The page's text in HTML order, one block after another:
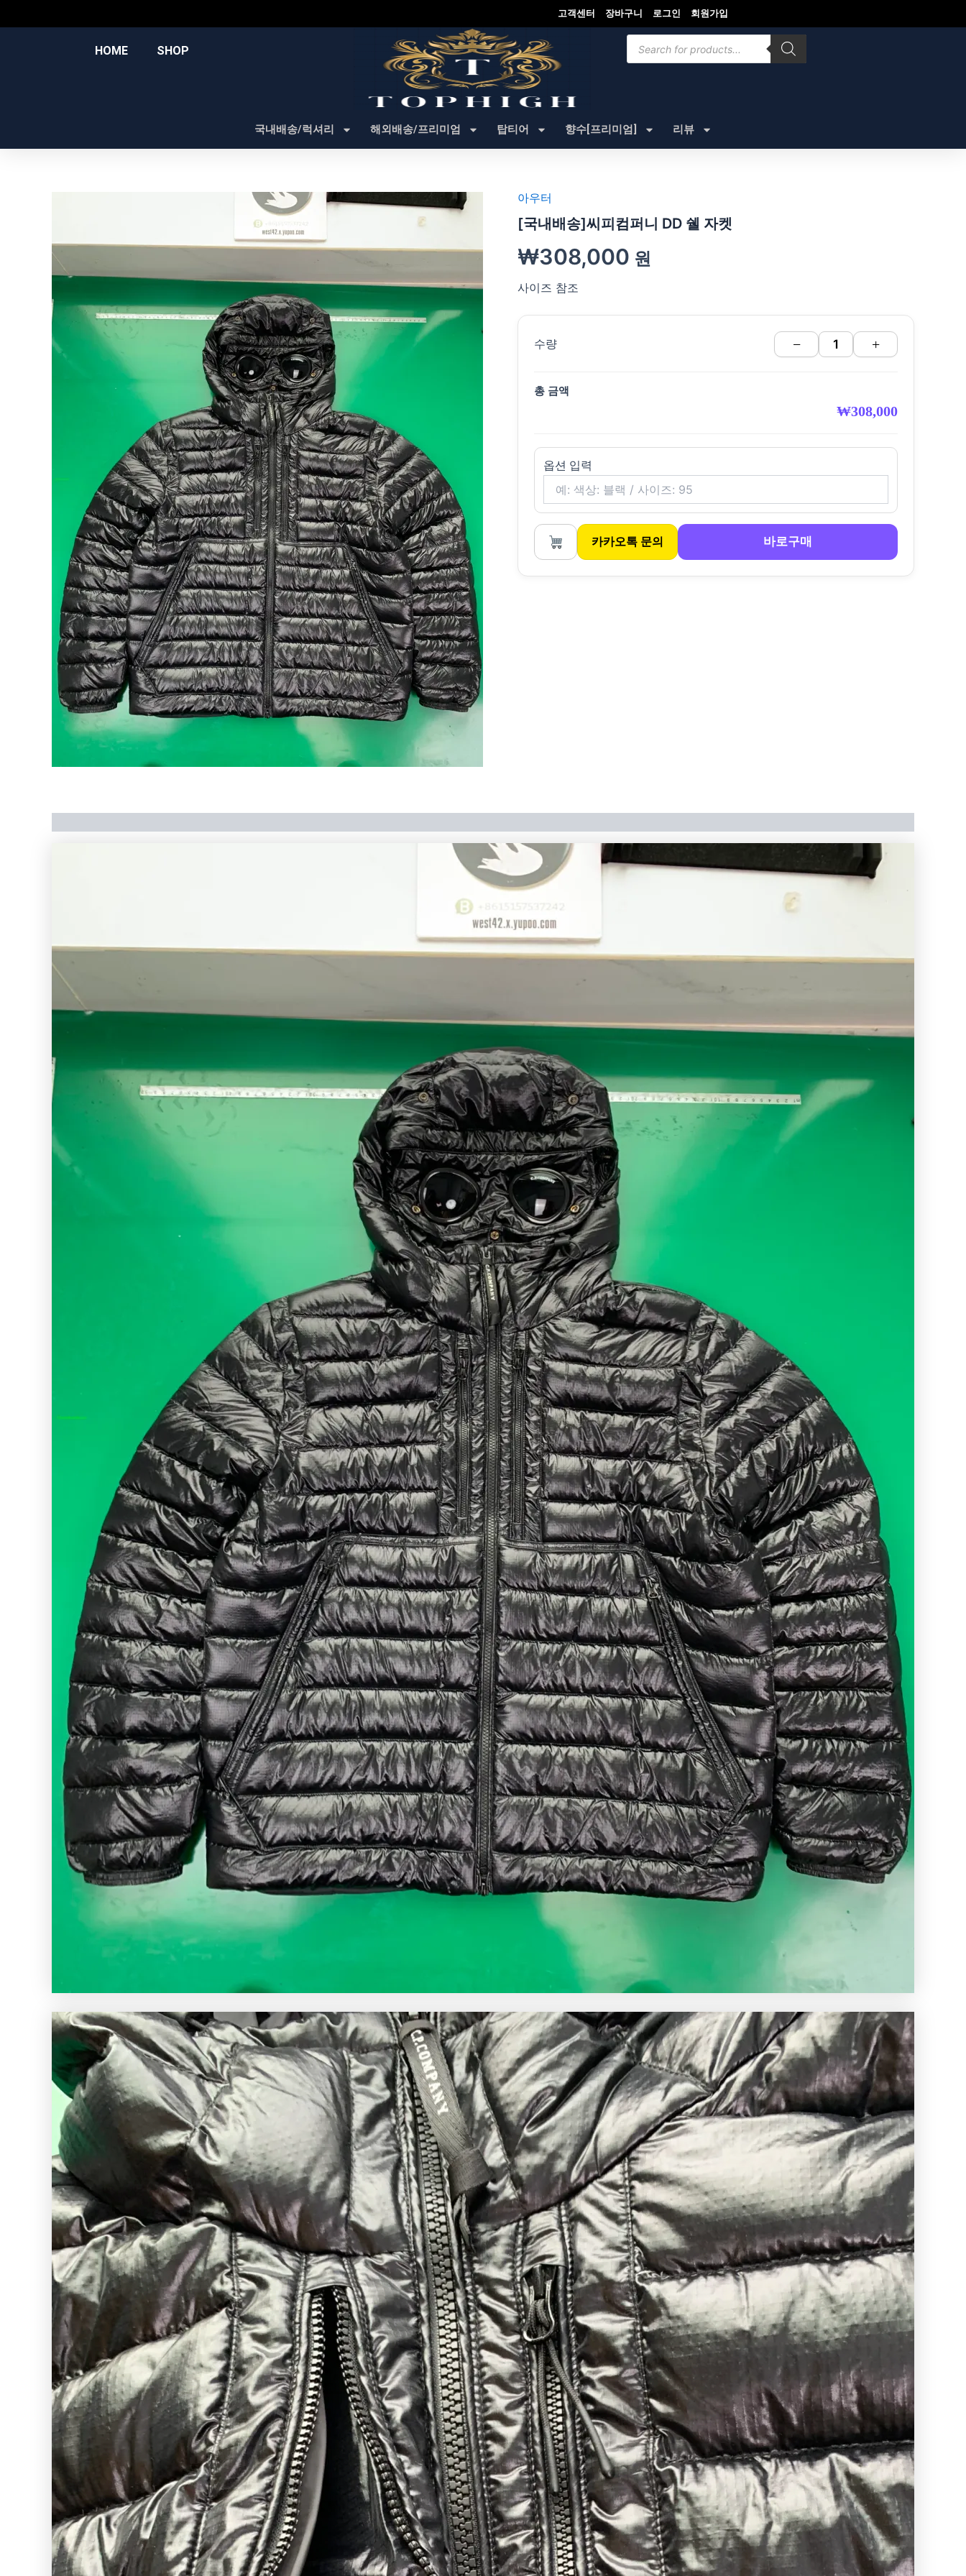
텐
고객센터 장바구니 로그인 회원가입
HOME SHOP
search
국내배송/럭셔리 해외배송/프리미엄 탑티어 향수[프리미엄] 리뷰
아우터
[국내배송]씨피컴퍼니 DD 쉘 자켓
₩308,000 원
사이즈 참조
수량 − +
총 금액
₩308,000
옵션 입력
카카오톡 문의 바로구매